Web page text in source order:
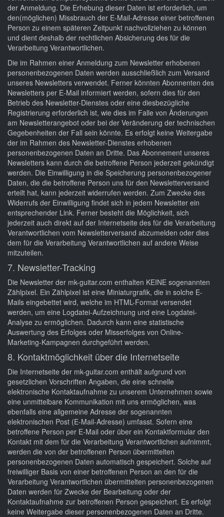
der Anmeldung. Die Erhebung dieser Daten ist erforderlich, um
den(möglichen) Missbrauch der E-Mail-Adresse einer betroffenen
Person zu einem späteren Zeitpunkt nachvollziehen zu können
und dient deshalb der rechtlichen Absicherung des für die
Verarbeitung Verantwortlichen.
Die im Rahmen einer Anmeldung zum Newsletter erhobenen
personenbezogenen Daten werden ausschließlich zum Versand
unseres Newsletters verwendet. Ferner könnten Abonnenten des
Newsletters per E-Mail informiert werden, sofern dies für den
Betrieb des Newsletter-Dienstes oder eine diesbezügliche
Registrierung erforderlich ist, wie dies im Falle von Änderungen
am Newsletterangebot oder bei der Veränderung der technischen
Gegebenheiten der Fall sein könnte. Es erfolgt keine Weitergabe
der im Rahmen des Newsletter-Dienstes erhobenen
personenbezogenen Daten an Dritte. Das Abonnement unseres
Newsletters kann durch die betroffene Person jederzeit gekündigt
werden. Die Einwilligung in die Speicherung personenbezogener
Daten, die die betroffene Person uns für den Newsletterversand
erteilt hat, kann jederzeit widerrufen werden. Zum Zwecke des
Widerrufs der Einwilligung findet sich in jedem Newsletter ein
entsprechender Link. Ferner besteht die Möglichkeit, sich
jederzeit auch direkt auf der Internetseite des für die Verarbeitung
Verantwortlichen vom Newsletterversand abzumelden oder dies
dem für die Verarbeitung Verantwortlichen auf andere Weise
mitzuteilen.
7. Newsletter-Tracking
Die Newsletter der mk-guitar.com enthalten KEINE sogenannten
Zählpixel. Ein Zählpixel ist eine Miniaturgrafik, die in solche E-
Mails eingebettet wird, welche im HTML-Format versendet
werden, um eine Logdatei-Aufzeichnung und eine Logdatei-
Analyse zu ermöglichen. Dadurch kann eine statistische
Auswertung des Erfolges oder Misserfolges von Online-
Marketing-Kampagnen durchgeführt werden.
8. Kontaktmöglichkeit über die Internetseite
Die Internetseite der mk-guitar.com enthält aufgrund von
gesetzlichen Vorschriften Angaben, die eine schnelle
elektronische Kontaktaufnahme zu unserem Unternehmen sowie
eine unmittelbare Kommunikation mit uns ermöglichen, was
ebenfalls eine allgemeine Adresse der sogenannten
elektronischen Post (E-Mail-Adresse) umfasst. Sofern eine
betroffene Person per E-Mail oder über ein Kontaktformular den
Kontakt mit dem für die Verarbeitung Verantwortlichen aufnimmt,
werden die von der betroffenen Person übermittelten
personenbezogenen Daten automatisch gespeichert. Solche auf
freiwilliger Basis von einer betroffenen Person an den für die
Verarbeitung Verantwortlichen übermittelten personenbezogenen
Daten werden für Zwecke der Bearbeitung oder der
Kontaktaufnahme zur betroffenen Person gespeichert. Es erfolgt
keine Weitergabe dieser personenbezogenen Daten an Dritte.